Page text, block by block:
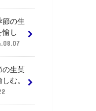
節の生
愉し
の生菓
む。